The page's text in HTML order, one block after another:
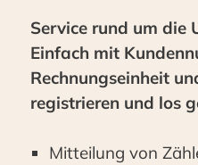
Service rund um die
Einfach mit
Rechnungseinheit
registrieren und los
Mitteilung von